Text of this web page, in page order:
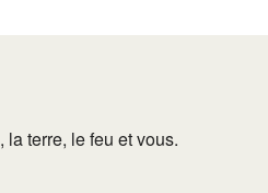
terre, le feu et vous.